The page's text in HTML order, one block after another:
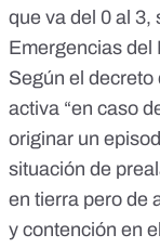
que va del 0 al 3,
Emergencias del
Según el decreto
activa “en caso
originar un
situación de
en tierra pero de
y contención en